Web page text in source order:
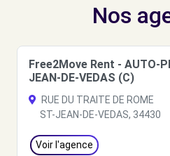
Nos
Free2Move Rent - AUTO-
JEAN-DE-VEDAS (C)
RUE DU TRAITE DE ROME
ST-JEAN-DE-VEDAS, 34430
Voir l'agence